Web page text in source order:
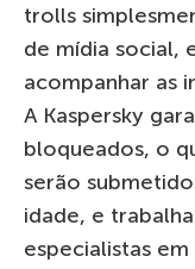
trolls
de mídia social,
acompanhar as
A Kaspersky
bloqueados, o
serão
idade, e
especialistas